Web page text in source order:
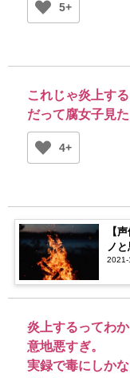
5+
これじゃ炎上す
だって腐女子見
4+
【
ノ
マ？
2021-
炎上するってわ
意地悪すぎ。
実録で毒にしか